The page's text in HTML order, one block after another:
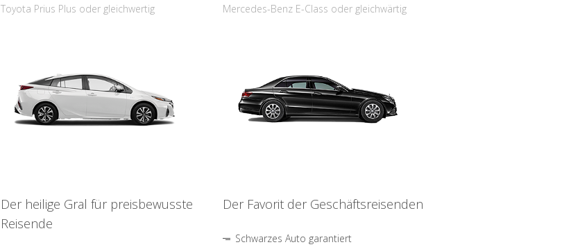
Toyota Prius Plus oder gleichwertig
Der heilige Gral für preisbewusste
Reisende
Mercedes-Benz E-Class oder gleichwärtig
Der Favorit der Geschäftsreisenden
Schwarzes Auto garantiert